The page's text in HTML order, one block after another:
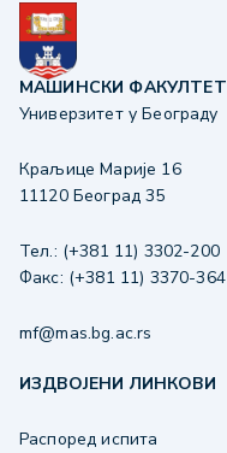
МАШИНСКИ ФАКУЛТЕТ
Универзитет у Београду
Краљице Марије 16
11120 Београд 35
Тел.: (+381 11) 3302-200
Факс: (+381 11) 3370-364
mf@mas.bg.ac.rs
ИЗДВОЈЕНИ ЛИНКОВИ
Распоред испита